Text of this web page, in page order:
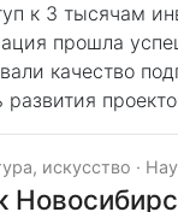
к 3 тысячам
прошла
качество
развития
искусство ·